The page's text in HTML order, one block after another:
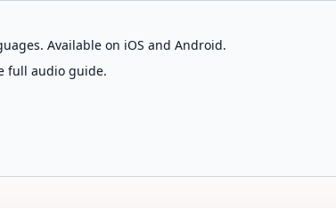
Available on iOS and Android.
full audio guide.